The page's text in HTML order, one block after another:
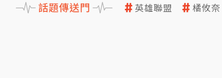
話題傳送門 英雄聯盟 橘攸奈